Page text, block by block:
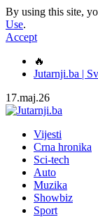
By using this site,
Use.
Accept
🔥
Jutarnji.ba |
17.maj.26
Vijesti
Crna hronika
Sci-tech
Auto
Muzika
Showbiz
Sport